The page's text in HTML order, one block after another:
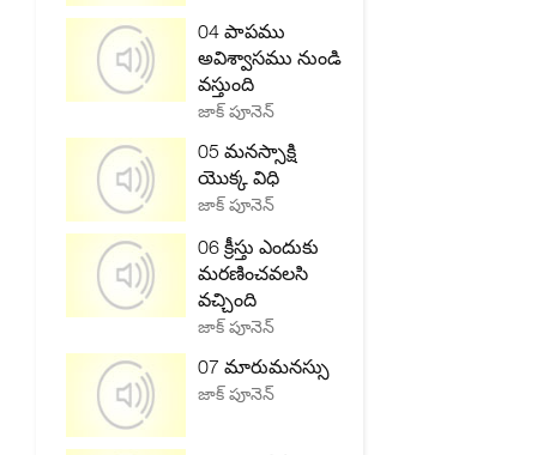
04 పాపము
అవిశ్వాసము నుండి
వస్తుంది
జాక్ పూనెన్
05 మనస్సాక్షి
యొక్క విధి
జాక్ పూనెన్
06 క్రీస్తు ఎందుకు
మరణించవలసి
వచ్చింది
జాక్ పూనెన్
07 మారుమనస్సు
జాక్ పూనెన్